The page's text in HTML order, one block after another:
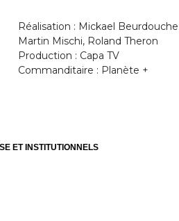
Réalisation : Mickael
Martin Mischi, Roland Theron
Production : Capa TV
Commanditaire : Planète +
ET INSTITUTIONNELS